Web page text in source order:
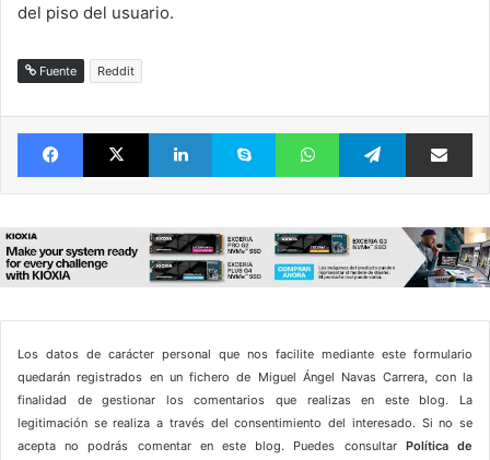
del piso del usuario.
Fuente Reddit
FacebookX LinkedIn Skype WhatsAppTelegram
Los datos de carácter personal que nos facilite mediante este formulario
quedarán registrados en un fichero de Miguel Ángel Navas Carrera, con la
finalidad de gestionar los comentarios que realizas en este blog. La
legitimación se realiza a través del consentimiento del interesado. Si no se
acepta no podrás comentar en este blog. Puedes consultar Política de